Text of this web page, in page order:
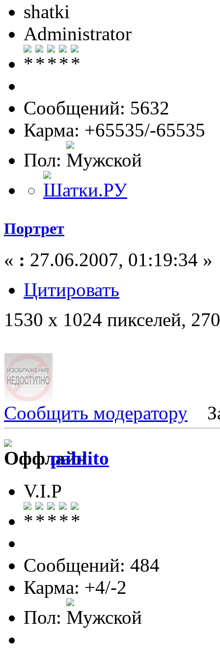
shatki
Administrator
Сообщений: 5632
Карма: +65535/-65535
Пол:
Портрет
« : 27.06.2007, 01:19:34 »
Цитировать
1530 x 1024 пикселей,
Сообщить модератору
pablito
V.I.P
Сообщений: 484
Карма: +4/-2
Пол: